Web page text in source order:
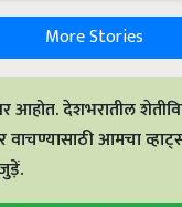
More Stories
आहोत. देशभरातील
वाचण्यासाठी आमचा